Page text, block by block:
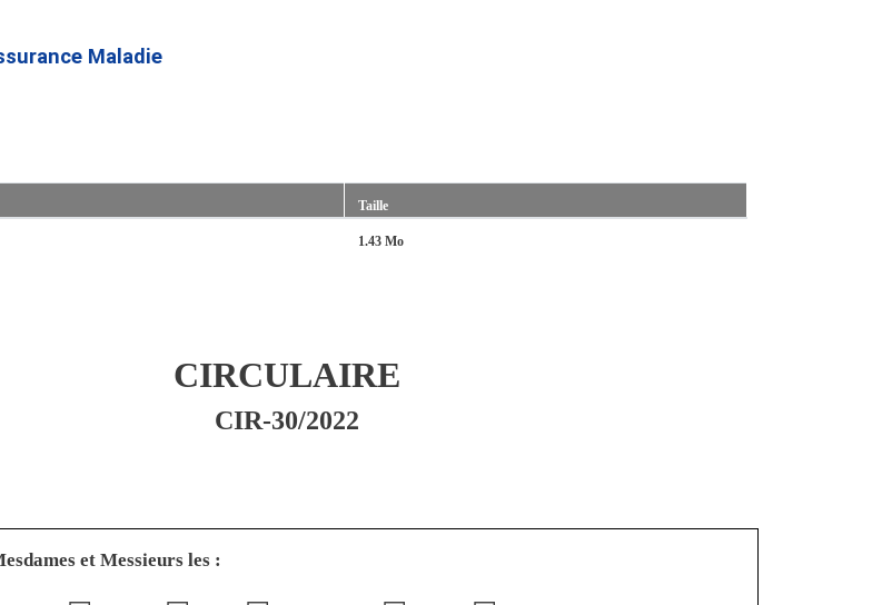
au
contenu
Maladie
Taille
1.43 Mo
CIRCULAIRE
CIR-30/2022
et Messieurs les :